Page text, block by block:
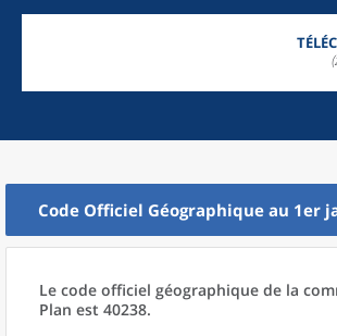
Code Officiel Géographique au 1er
Le code officiel géographique de la
Plan est 40238.